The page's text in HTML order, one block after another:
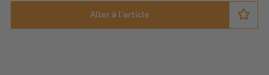
Aller à l'article